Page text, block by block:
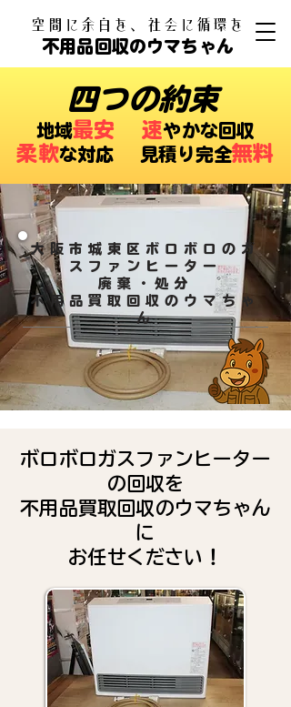
​空間に余白を、社会に循環を
不用品回収のウマちゃん
四つの約束
​地域最安 速やかな回収
柔軟な対応 ​見積り完全無料
大阪市城東区ボロボロのガ
スファンヒーター
廃棄・処分
​不用品買取回収のウマちゃ
ん
ボロボロガスファンヒーター
の回収を
不用品買取回収のウマちゃん
に
お任せください！